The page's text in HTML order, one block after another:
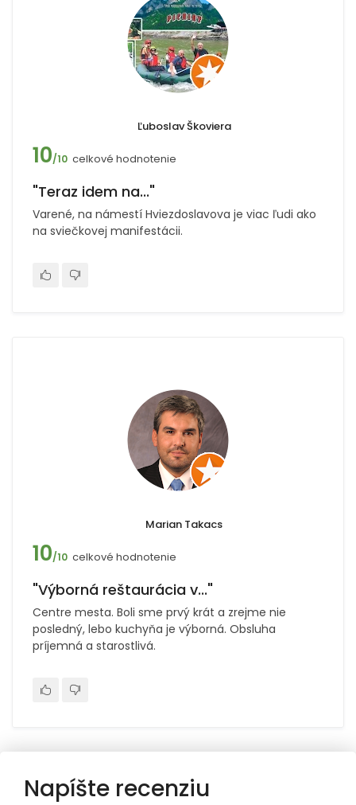
Ľuboslav Škoviera
10/10 celkové hodnotenie
"Teraz idem na..."
Varené, na námestí Hviezdoslavova je viac ľudi ako
na sviečkovej manifestácii.
Marian Takacs
10/10 celkové hodnotenie
"Výborná reštaurácia v..."
Centre mesta. Boli sme prvý krát a zrejme nie
posledný, lebo kuchyňa je výborná. Obsluha
príjemná a starostlivá.
Napíšte recenziu